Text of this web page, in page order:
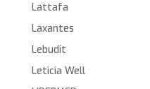
Lattafa
Laxantes
Lebudit
Leticia Well